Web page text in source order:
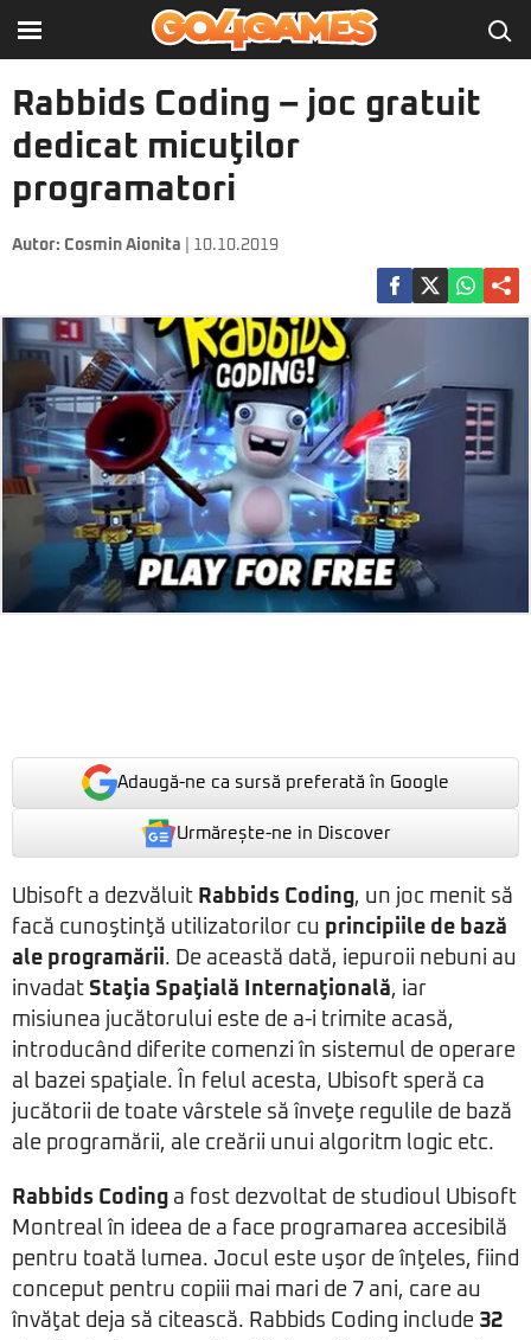
Rabbids Coding – joc gratuit
dedicat micuţilor
programatori
Autor: Cosmin Aionita | 10.10.2019
Adaugă-ne ca sursă preferată în Google
Urmărește-ne in Discover
Ubisoft a dezvăluit Rabbids Coding, un joc menit să
facă cunoştinţă utilizatorilor cu principiile de bază
ale programării. De această dată, iepuroii nebuni au
invadat Staţia Spaţială Internaţională, iar
misiunea jucătorului este de a-i trimite acasă,
introducând diferite comenzi în sistemul de operare
al bazei spaţiale. În felul acesta, Ubisoft speră ca
jucătorii de toate vârstele să înveţe regulile de bază
ale programării, ale creării unui algoritm logic etc.
Rabbids Coding a fost dezvoltat de studioul Ubisoft
Montreal în ideea de a face programarea accesibilă
pentru toată lumea. Jocul este uşor de înţeles, fiind
conceput pentru copiii mai mari de 7 ani, care au
învăţat deja să citească. Rabbids Coding include 32